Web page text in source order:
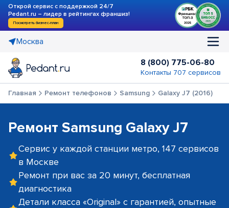
Открой сервис с поддержкой 24/7
Pedant.ru – лидер в рейтингах франшиз!
Посмотреть бизнес-план
Москва
8 (800) 775-06-80
Контакты 707 сервисов
Главная Ремонт телефонов Samsung Galaxy J7 (2016)
Ремонт Samsung Galaxy J7
Сервис у каждой станции метро, 147 сервисов
в Москве
Ремонт при вас за 20 минут, бесплатная
диагностика
Детали класса «Original» с гарантией, опытные